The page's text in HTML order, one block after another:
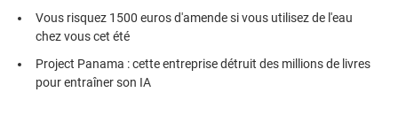
Vous risquez 1500 euros d'amende si vous utilisez de l'eau
chez vous cet été
Project Panama : cette entreprise détruit des millions de livres
pour entraîner son IA